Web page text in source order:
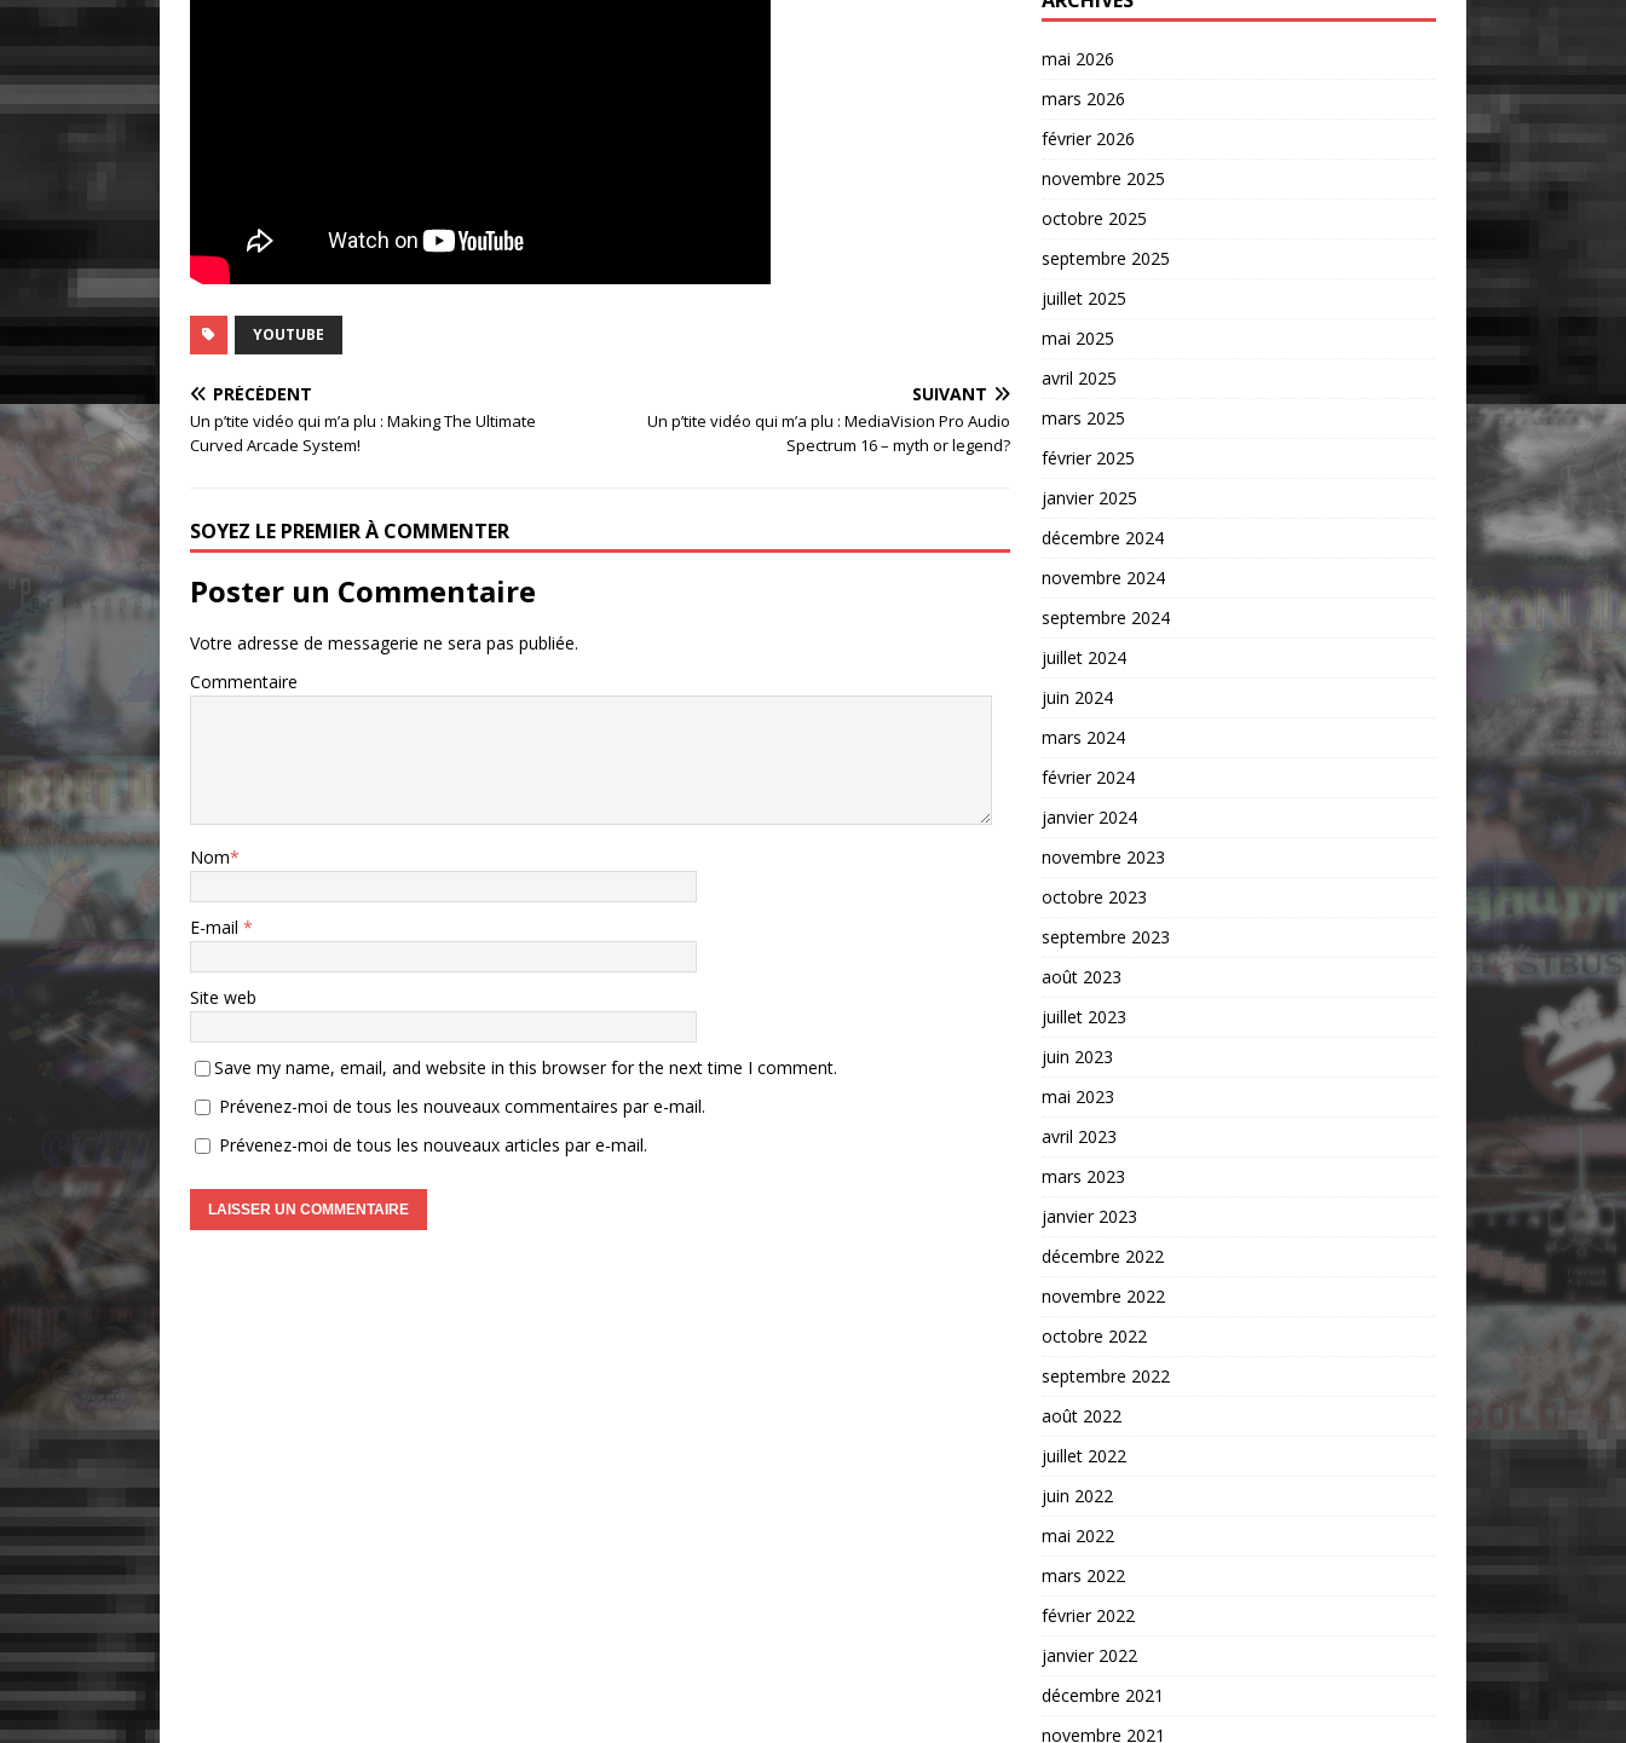
YOUTUBE
PRÉCÉDENT
Un p’tite vidéo qui m’a plu : Making The Ultimate
Curved Arcade System!
SUIVANT
Un p’tite vidéo qui m’a plu : MediaVision Pro Audio
Spectrum 16 – myth or legend?
SOYEZ LE PREMIER À COMMENTER
Poster un Commentaire
Votre adresse de messagerie ne sera pas publiée.
Commentaire
Nom*
E-mail *
Site web
Save my name, email, and website in this browser for the next time I comment.
Prévenez-moi de tous les nouveaux commentaires par e-mail.
Prévenez-moi de tous les nouveaux articles par e-mail.
mai 2026
mars 2026
février 2026
novembre 2025
octobre 2025
septembre 2025
juillet 2025
mai 2025
avril 2025
mars 2025
février 2025
janvier 2025
décembre 2024
novembre 2024
septembre 2024
juillet 2024
juin 2024
mars 2024
février 2024
janvier 2024
novembre 2023
octobre 2023
septembre 2023
août 2023
juillet 2023
juin 2023
mai 2023
avril 2023
mars 2023
janvier 2023
décembre 2022
novembre 2022
octobre 2022
septembre 2022
août 2022
juillet 2022
juin 2022
mai 2022
mars 2022
février 2022
janvier 2022
décembre 2021
novembre 2021